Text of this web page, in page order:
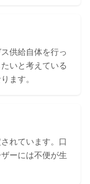
供給自体を行っ
いと考えている
ます。
れています。口
ーには不便が生